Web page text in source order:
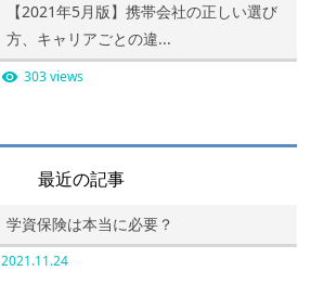
【2021年5月版】携帯会社の正しい選び
方、キャリアごとの違...
303 views
最近の記事
学資保険は本当に必要？
2021.11.24